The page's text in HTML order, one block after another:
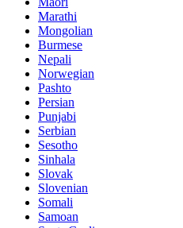
Marathi
Mongolian
Burmese
Nepali
Norwegian
Pashto
Persian
Punjabi
Serbian
Sesotho
Sinhala
Slovak
Slovenian
Somali
Samoan